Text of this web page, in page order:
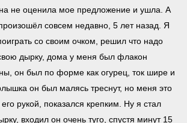
не оценила мое предложение и ушла. А
совсем недавно, 5 лет назад. Я
со своим очком, решил что надо
дырку, дома у меня был флакон
он был по форме как огурец, ток шире и
он был малясь треснут, но меня это
рукой, показался крепким. Ну я стал
входил он очень туго, спустя минут 15